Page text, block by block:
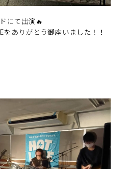
にて出演🔥
ありがとう御座いました！！